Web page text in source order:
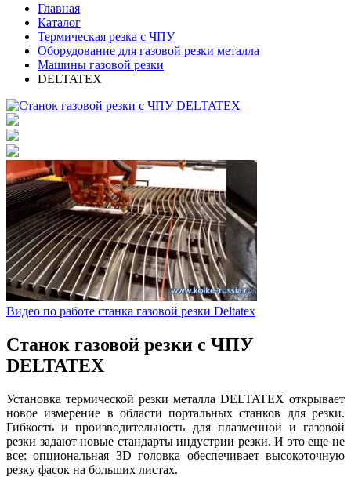
Главная
Каталог
Термическая резка с ЧПУ
Оборудование для газовой резки металла
Машины газовой резки
DELTATEX
Видео по работе станка газовой резки Deltatex
Станок газовой резки с ЧПУ
DELTATEX
Установка термической резки металла DELTATEX открывает
новое измерение в области портальных станков для резки.
Гибкость и производительность для плазменной и газовой
резки задают новые стандарты индустрии резки. И это еще не
все: опциональная 3D головка обеспечивает высокоточную
резку фасок на больших листах.